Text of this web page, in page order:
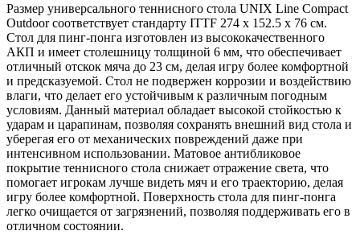
Размер универсального теннисного стола UNIX Line Compact
Outdoor соответствует стандарту ITTF 274 х 152.5 х 76 см.
Стол для пинг-понга изготовлен из высококачественного
АКП и имеет столешницу толщиной 6 мм, что обеспечивает
отличный отскок мяча до 23 см, делая игру более комфортной
и предсказуемой. Стол не подвержен коррозии и воздействию
влаги, что делает его устойчивым к различным погодным
условиям. Данный материал обладает высокой стойкостью к
ударам и царапинам, позволяя сохранять внешний вид стола и
уберегая его от механических повреждений даже при
интенсивном использовании. Матовое антибликовое
покрытие теннисного стола снижает отражение света, что
помогает игрокам лучше видеть мяч и его траекторию, делая
игру более комфортной. Поверхность стола для пинг-понга
легко очищается от загрязнений, позволяя поддерживать его в
отличном состоянии.